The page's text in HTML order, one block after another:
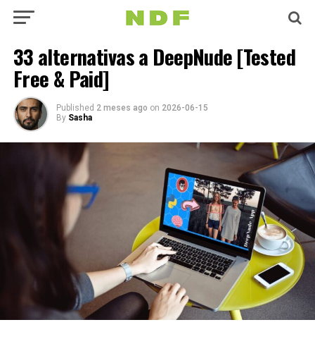
33 alternativas a DeepNude [Tested
Free & Paid]
Published 2 meses ago on 2026-06-15
By Sasha